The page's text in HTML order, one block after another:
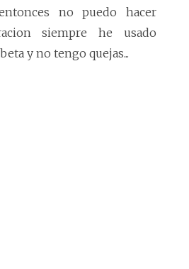
no puedo hacer
siempre he usado
y no tengo quejas...